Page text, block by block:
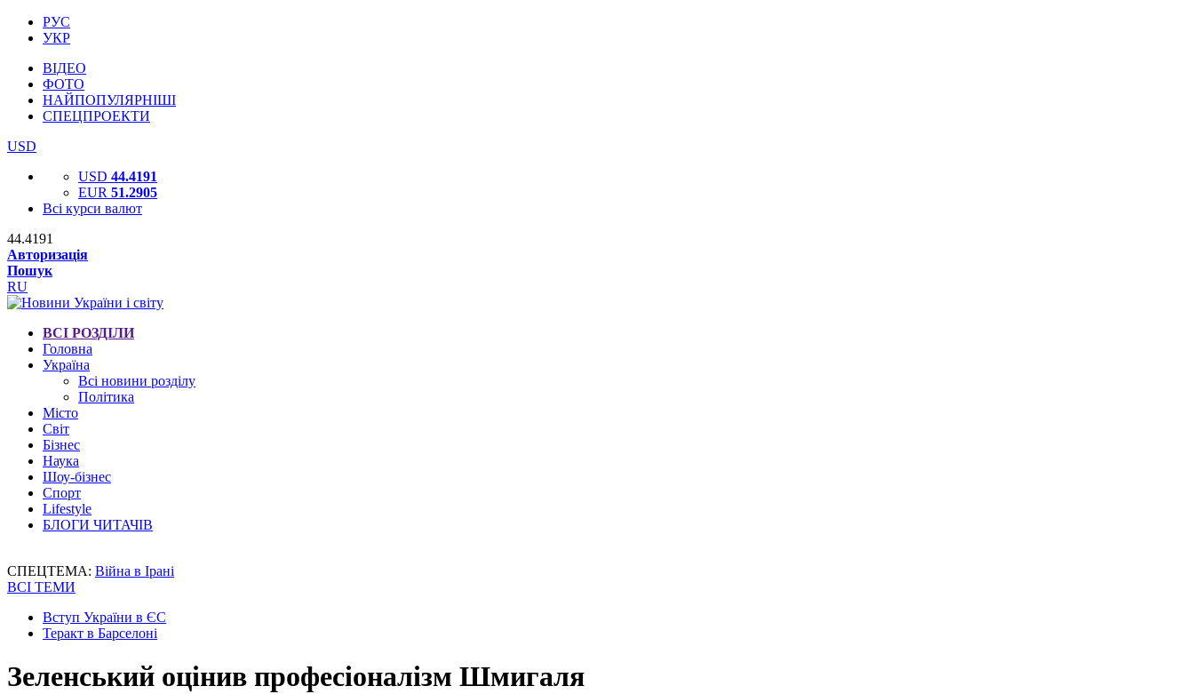
РУС
УКР
ВІДЕО
ФОТО
НАЙПОПУЛЯРНІШІ
СПЕЦПРОЕКТИ
USD
USD 44.4191
EUR 51.2905
Всі курси валют
44.4191
Авторизація
Пошук
RU
ВСІ РОЗДІЛИ
Головна
Україна
Всі новини розділу
Політика
Місто
Світ
Бізнес
Наука
Шоу-бізнес
Спорт
Lifestyle
БЛОГИ ЧИТАЧІВ
СПЕЦТЕМА: Війна в Ірані
ВСІ ТЕМИ
Вступ України в ЄС
Теракт в Барселоні
Зеленський оцінив професіоналізм Шмигаля